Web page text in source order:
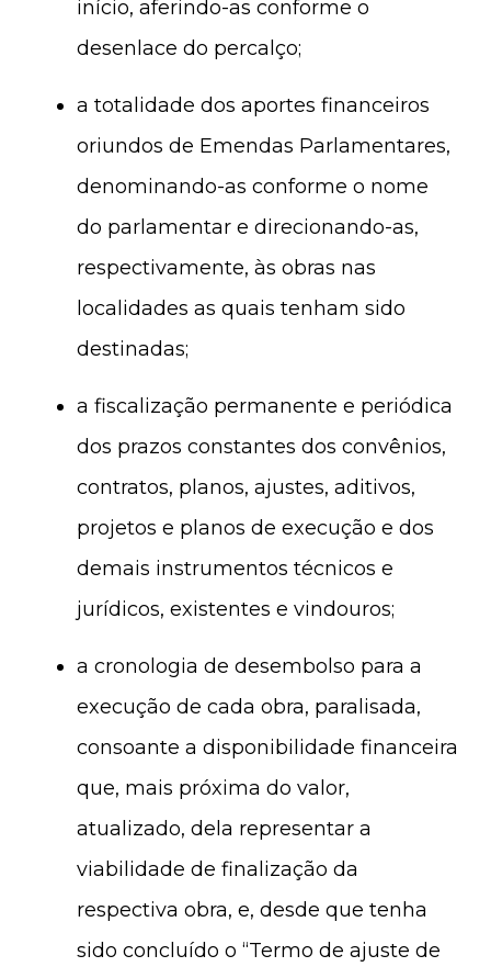
início, aferindo-as conforme o
desenlace do percalço;
a totalidade dos aportes financeiros
oriundos de Emendas Parlamentares,
denominando-as conforme o nome
do parlamentar e direcionando-as,
respectivamente, às obras nas
localidades as quais tenham sido
destinadas;
a fiscalização permanente e periódica
dos prazos constantes dos convênios,
contratos, planos, ajustes, aditivos,
projetos e planos de execução e dos
demais instrumentos técnicos e
jurídicos, existentes e vindouros;
a cronologia de desembolso para a
execução de cada obra, paralisada,
consoante a disponibilidade financeira
que, mais próxima do valor,
atualizado, dela representar a
viabilidade de finalização da
respectiva obra, e, desde que tenha
sido concluído o “Termo de ajuste de